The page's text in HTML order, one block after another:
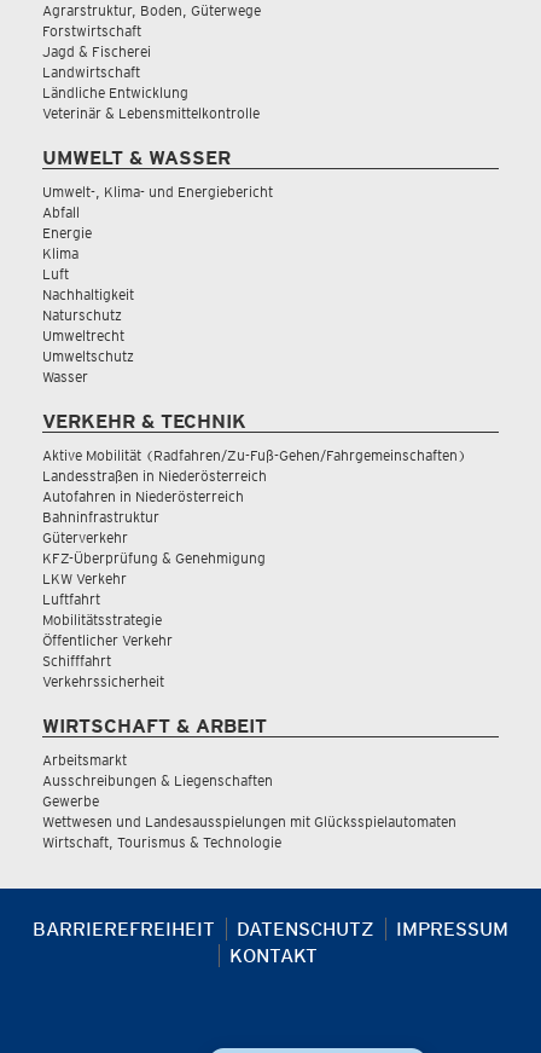
Agrarstruktur, Boden, Güterwege
Forstwirtschaft
Jagd & Fischerei
Landwirtschaft
Ländliche Entwicklung
Veterinär & Lebensmittelkontrolle
UMWELT & WASSER
Umwelt-, Klima- und Energiebericht
Abfall
Energie
Klima
Luft
Nachhaltigkeit
Naturschutz
Umweltrecht
Umweltschutz
Wasser
VERKEHR & TECHNIK
Aktive Mobilität (Radfahren/Zu-Fuß-Gehen/Fahrgemeinschaften)
Landesstraßen in Niederösterreich
Autofahren in Niederösterreich
Bahninfrastruktur
Güterverkehr
KFZ-Überprüfung & Genehmigung
LKW Verkehr
Luftfahrt
Mobilitätsstrategie
Öffentlicher Verkehr
Schifffahrt
Verkehrssicherheit
WIRTSCHAFT & ARBEIT
Arbeitsmarkt
Ausschreibungen & Liegenschaften
Gewerbe
Wettwesen und Landesausspielungen mit Glücksspielautomaten
Wirtschaft, Tourismus & Technologie
BARRIEREFREIHEIT DATENSCHUTZ
IMPRESSUM
KONTAKT